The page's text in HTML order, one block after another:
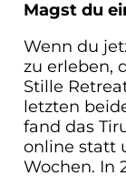
Magst du
Wenn du
zu erleben,
Stille
letzten
fand das
online statt
Wochen. In